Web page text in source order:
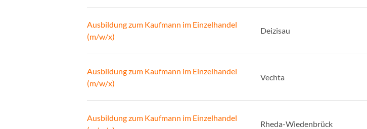
Ausbildung zum Kaufmann im Einzelhandel
(m/w/x)
Deizisau
Ausbildung zum Kaufmann im Einzelhandel
(m/w/x)
Vechta
Ausbildung zum Kaufmann im Einzelhandel
Rheda-Wiedenbrück